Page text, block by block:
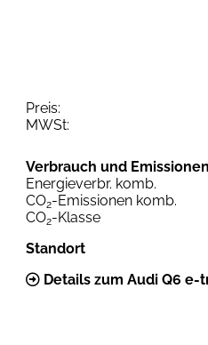
Preis:
MWSt:
Verbrauch und
Energieverbr. komb.
CO2-Emissionen komb.
CO2-Klasse
Standort
Details zum Audi Q6 e-